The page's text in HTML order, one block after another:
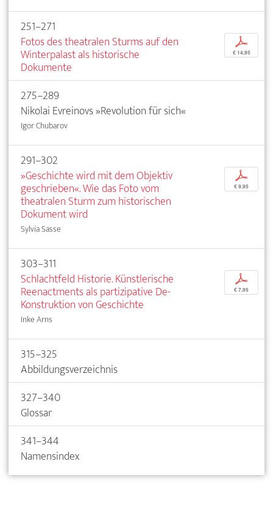
251–271
Fotos des theatralen Sturms auf den
Winterpalast als historische
Dokumente
p
€ 14,95
275–289
Nikolai Evreinovs »Revolution für sich«
Igor Chubarov
291–302
»Geschichte wird mit dem Objektiv
geschrieben«. Wie das Foto vom
theatralen Sturm zum historischen
Dokument wird
Sylvia Sasse
p
€ 9,95
303–311
Schlachtfeld Historie. Künstlerische
Reenactments als partizipative De-
Konstruktion von Geschichte
Inke Arns
p
€ 7,95
315–325
Abbildungsverzeichnis
327–340
Glossar
341–344
Namensindex